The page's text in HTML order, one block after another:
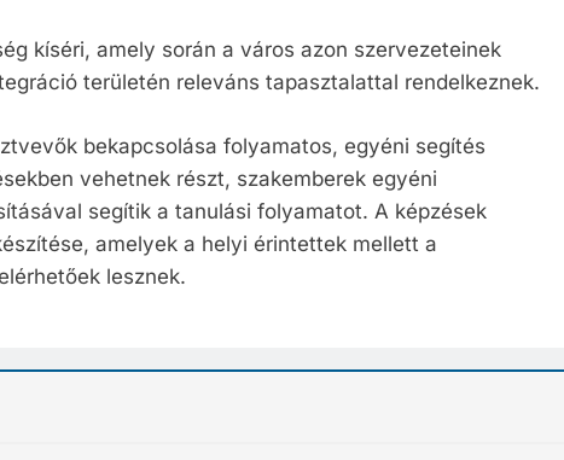
kíséri, amely során a város azon szervezeteinek
területén releváns tapasztalattal rendelkeznek.
bekapcsolása folyamatos, egyéni segítés
vehetnek részt, szakemberek egyéni
segítik a tanulási folyamatot. A képzések
amelyek a helyi érintettek mellett a
lesznek.